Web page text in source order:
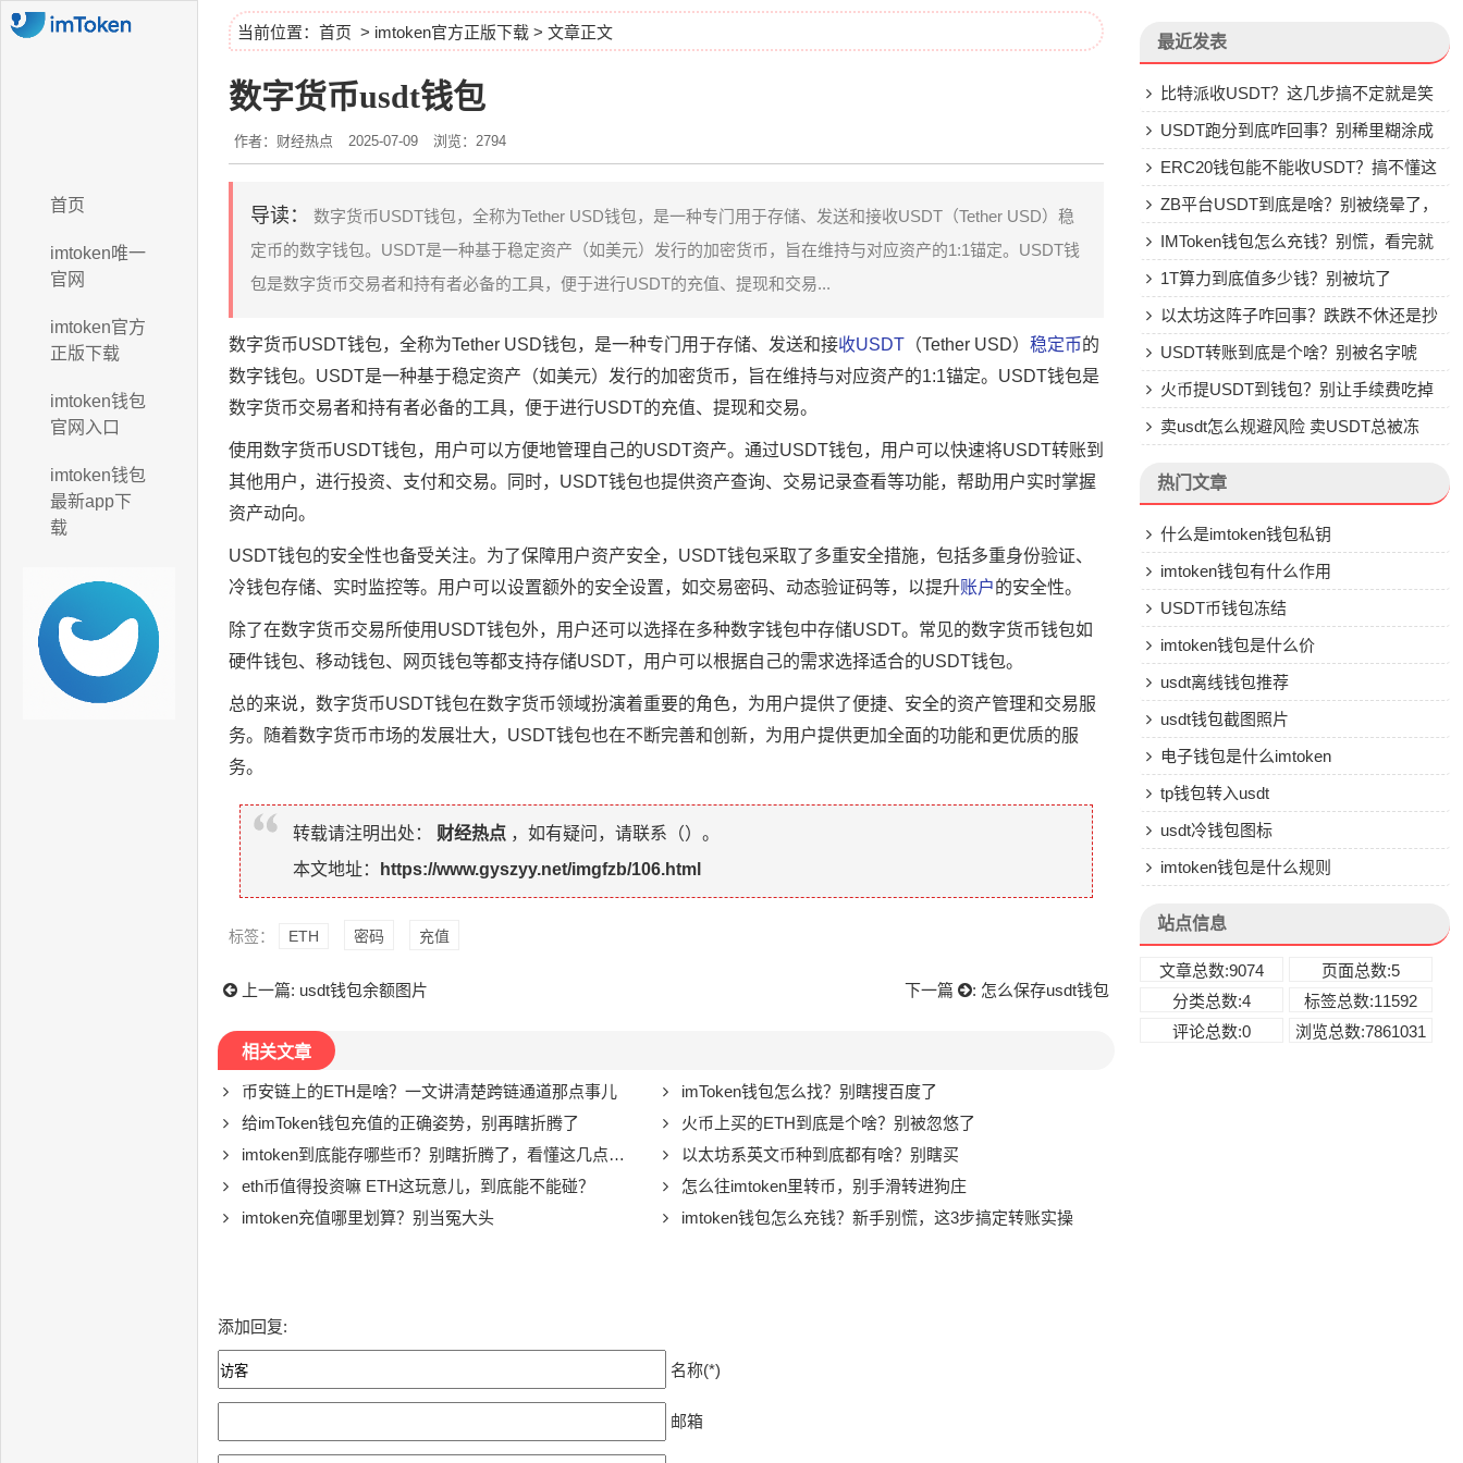
首页
imtoken唯一
官网
imtoken官方
正版下载
imtoken钱包
官网入口
imtoken钱包
最新app下
载
当前位置： 首页 > imtoken官方正版下载 > 文章正文
数字货币usdt钱包
作者：财经热点 2025-07-09 浏览：2794
导读：
数字货币USDT钱包，全称为Tether USD钱包，是一种专门用于存储、发送和接收USDT（Tether USD）稳
定币的数字钱包。USDT是一种基于稳定资产（如美元）发行的加密货币，旨在维持与对应资产的1:1锚定。USDT钱
包是数字货币交易者和持有者必备的工具，便于进行USDT的充值、提现和交易...
数字货币USDT钱包，全称为Tether USD钱包，是一种专门用于存储、发送和接收USDT （Tether USD） 稳定币的
数字钱包。USDT是一种基于稳定资产（如美元）发行的加密货币，旨在维持与对应资产的1:1锚定。USDT钱包是
数字货币交易者和持有者必备的工具，便于进行USDT的充值、提现和交易。
使用数字货币USDT钱包，用户可以方便地管理自己的USDT资产。通过USDT钱包，用户可以快速将USDT转账到
其他用户，进行投资、支付和交易。同时，USDT钱包也提供资产查询、交易记录查看等功能，帮助用户实时掌握
资产动向。
USDT钱包的安全性也备受关注。为了保障用户资产安全，USDT钱包采取了多重安全措施，包括多重身份验证、
冷钱包存储、实时监控等。用户可以设置额外的安全设置，如交易密码、动态验证码等，以提升账户的安全性。
除了在数字货币交易所使用USDT钱包外，用户还可以选择在多种数字钱包中存储USDT。常见的数字货币钱包如
硬件钱包、移动钱包、网页钱包等都支持存储USDT，用户可以根据自己的需求选择适合的USDT钱包。
总的来说，数字货币USDT钱包在数字货币领域扮演着重要的角色，为用户提供了便捷、安全的资产管理和交易服
务。随着数字货币市场的发展壮大，USDT钱包也在不断完善和创新，为用户提供更加全面的功能和更优质的服
务。
转载请注明出处： 财经热点 ，如有疑问，请联系（）。
本文地址：
https://www.gyszyy.net/imgfzb/106.html
标签： ETH 密码 充值
上一篇: usdt钱包余额图片 下一篇 : 怎么保存usdt钱包
相关文章
币安链上的ETH是啥？一文讲清楚跨链通道那点事儿
imToken钱包怎么找？别瞎搜百度了
给imToken钱包充值的正确姿势，别再瞎折腾了
火币上买的ETH到底是个啥？别被忽悠了
imtoken到底能存哪些币？别瞎折腾了，看懂这几点不踩坑
以太坊系英文币种到底都有啥？别瞎买
eth币值得投资嘛 ETH这玩意儿，到底能不能碰？
怎么往imtoken里转币，别手滑转进狗庄
imtoken充值哪里划算？别当冤大头
imtoken钱包怎么充钱？新手别慌，这3步搞定转账实操
添加回复:
名称(*)
邮箱
最近发表
比特派收USDT？这几步搞不定就是笑
话USDT跑分到底咋回事？别稀里糊涂成
了帮凶
ERC20钱包能不能收USDT？搞不懂这
些别乱转
ZB平台USDT到底是啥？别被绕晕了，
说点大实话
IMToken钱包怎么充钱？别慌，看完就
会1T算力到底值多少钱？别被坑了
以太坊这阵子咋回事？跌跌不休还是抄
底机会？
USDT转账到底是个啥？别被名字唬
住，一文说透
火币提USDT到钱包？别让手续费吃掉
你的钱
卖usdt怎么规避风险 卖USDT总被冻
热门文章
什么是imtoken钱包私钥
imtoken钱包有什么作用
USDT币钱包冻结
imtoken钱包是什么价
usdt离线钱包推荐
usdt钱包截图照片
电子钱包是什么imtoken
tp钱包转入usdt
usdt冷钱包图标
imtoken钱包是什么规则
站点信息
文章总数:9074
页面总数:5
分类总数:4
标签总数:11592
评论总数:0
浏览总数:7861031